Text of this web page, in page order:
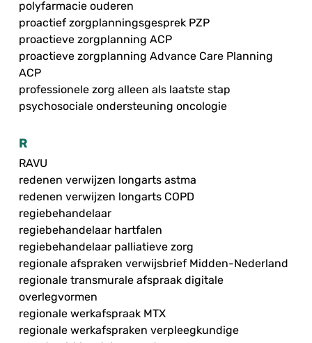
polyfarmacie ouderen
proactief zorgplanningsgesprek PZP
proactieve zorgplanning ACP
proactieve zorgplanning Advance Care Planning
ACP
professionele zorg alleen als laatste stap
psychosociale ondersteuning oncologie
R
RAVU
redenen verwijzen longarts astma
redenen verwijzen longarts COPD
regiebehandelaar
regiebehandelaar hartfalen
regiebehandelaar palliatieve zorg
regionale afspraken verwijsbrief Midden-Nederland
regionale transmurale afspraak digitale
overlegvormen
regionale werkafspraak MTX
regionale werkafspraken verpleegkundige